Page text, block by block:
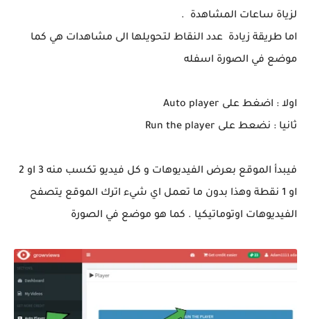
لزياة ساعات المشاهدة .
اما طريقة زيادة عدد النقاط لتحويلها الى مشاهدات هي كما
موضع في الصورة اسفله
اولا : اضغط على Auto player
ثانيا : نضعط على Run the player
فيبدأ الموقع بعرض الفيديوهات و كل فيديو تكسب منه 3 او 2
او 1 نقطة وهذا بدون ما تعمل اي شيء اترك الموقع يتصفح
الفيديوهات اوتوماتيكيا . كما هو موضع في الصورة